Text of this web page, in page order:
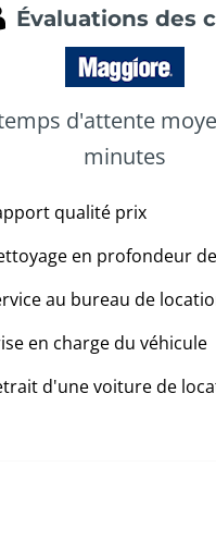
Évaluations des
d'attente
minutes
qualité prix
en profondeur
au bureau de
en charge du véhicule
d'une voiture de